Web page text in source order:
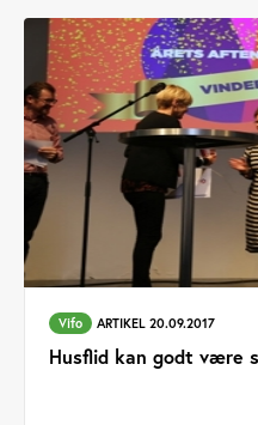
Vifo ARTIKEL 20.09.2017
Husflid kan godt være